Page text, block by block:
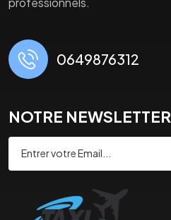
0649876312
NOTRE NEWSLETTER